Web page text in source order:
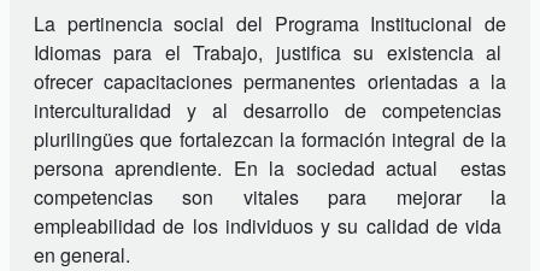
La pertinencia social del Programa Institucional de
Idiomas para el Trabajo, justifica su existencia al
ofrecer capacitaciones permanentes orientadas a la
interculturalidad y al desarrollo de competencias
plurilingües que fortalezcan la formación integral de la
persona aprendiente. En la sociedad actual estas
competencias son vitales para mejorar la
empleabilidad de los individuos y su calidad de vida
en general.